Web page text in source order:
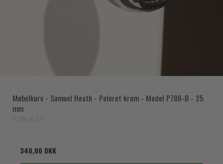
Møbelkurv - Samuel Heath - Poleret krom - Model P786-B - 25
mm
340,00 DKK